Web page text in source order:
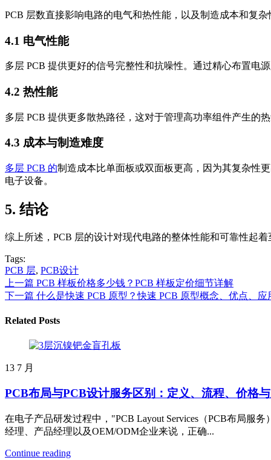
PCB 层数直接影响电路的电气和热性能，以及制造成本和复杂
4.1 电气性能
多层 PCB 提供更好的信号完整性和抗噪性。通过精心布置电
4.2 热性能
多层 PCB 提供更多散热路径，这对于管理高功率组件产生的
4.3 成本与制造难度
多层 PCB 的制造成本比单面板或双面板更高，因为其复杂性
电子设备。
5. 结论
综上所述，PCB 层的设计对现代电路的整体性能和可靠性起
Tags:
PCB 层, PCB设计
上一篇 PCB 样板价格多少钱？PCB 样板定价细节详解
下一篇 什么是快速 PCB 原型？快速 PCB 原型概念、优点、应
Related Posts
13 7 月
PCB布局与PCB设计服务区别：定义、流程、价格
在电子产品研发过程中，"PCB Layout Services（PCB布局服
经理、产品经理以及OEM/ODM企业来说，正确...
Continue reading